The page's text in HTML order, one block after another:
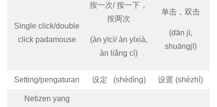
Single click/double
click padamouse
按一次/ 按一下，
按两次
(àn yīcì/ àn yīxià,
àn liǎng cì)
单击，双击
(dān jī,
shuāngjī)
Setting/pengaturan 设定 (shèdìng) 设置 (shèzhì)
Netizen yang